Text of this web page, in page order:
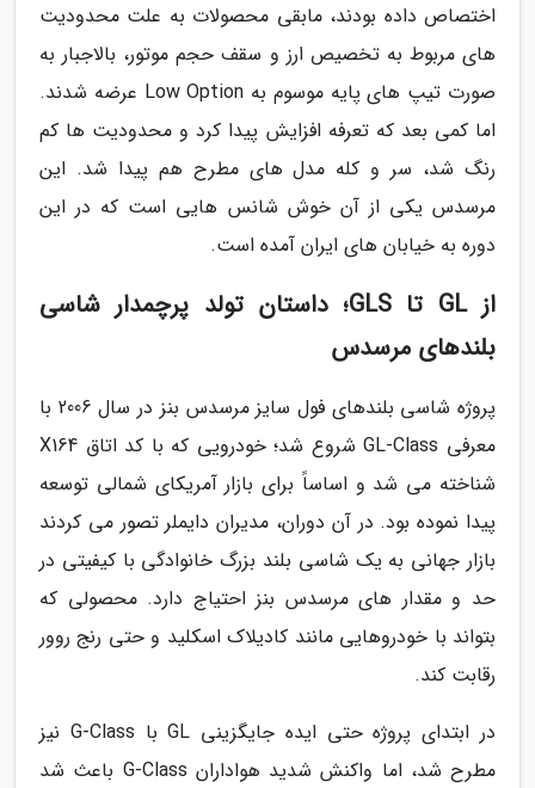
اختصاص داده بودند، مابقی محصولات به علت محدودیت
های مربوط به تخصیص ارز و سقف حجم موتور، بالاجبار به
صورت تیپ های پایه موسوم به Low Option عرضه شدند.
اما کمی بعد که تعرفه افزایش پیدا کرد و محدودیت ها کم
رنگ شد، سر و کله مدل های مطرح هم پیدا شد. این
مرسدس یکی از آن خوش شانس هایی است که در این
دوره به خیابان های ایران آمده است.
از GL تا GLS؛ داستان تولد پرچمدار شاسی
بلندهای مرسدس
پروژه شاسی بلندهای فول سایز مرسدس بنز در سال 2006 با
معرفی GL-Class شروع شد؛ خودرویی که با کد اتاق X164
شناخته می شد و اساساً برای بازار آمریکای شمالی توسعه
پیدا نموده بود. در آن دوران، مدیران دایملر تصور می کردند
بازار جهانی به یک شاسی بلند بزرگ خانوادگی با کیفیتی در
حد و مقدار های مرسدس بنز احتیاج دارد. محصولی که
بتواند با خودروهایی مانند کادیلاک اسکلید و حتی رنج روور
رقابت کند.
در ابتدای پروژه حتی ایده جایگزینی GL با G-Class نیز
مطرح شد، اما واکنش شدید هواداران G-Class باعث شد